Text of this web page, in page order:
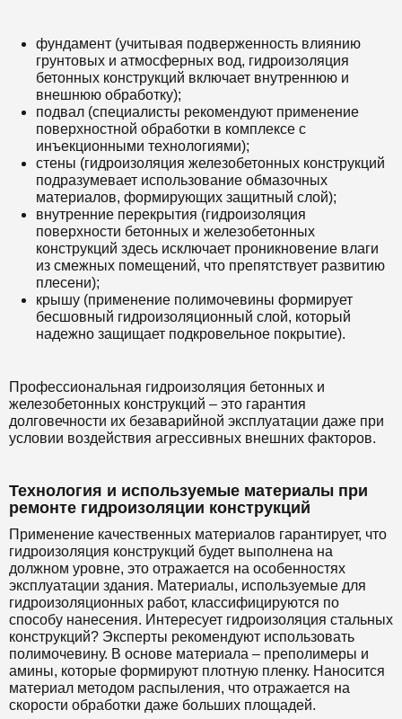
фундамент (учитывая подверженность влиянию
грунтовых и атмосферных вод, гидроизоляция
бетонных конструкций включает внутреннюю и
внешнюю обработку);
подвал (специалисты рекомендуют применение
поверхностной обработки в комплексе с
инъекционными технологиями);
стены (гидроизоляция железобетонных конструкций
подразумевает использование обмазочных
материалов, формирующих защитный слой);
внутренние перекрытия (гидроизоляция
поверхности бетонных и железобетонных
конструкций здесь исключает проникновение влаги
из смежных помещений, что препятствует развитию
плесени);
крышу (применение полимочевины формирует
бесшовный гидроизоляционный слой, который
надежно защищает подкровельное покрытие).
Профессиональная гидроизоляция бетонных и
железобетонных конструкций – это гарантия
долговечности их безаварийной эксплуатации даже при
условии воздействия агрессивных внешних факторов.
Технология и используемые материалы при
ремонте гидроизоляции конструкций
Применение качественных материалов гарантирует, что
гидроизоляция конструкций будет выполнена на
должном уровне, это отражается на особенностях
эксплуатации здания. Материалы, используемые для
гидроизоляционных работ, классифицируются по
способу нанесения. Интересует гидроизоляция стальных
конструкций? Эксперты рекомендуют использовать
полимочевину. В основе материала – преполимеры и
амины, которые формируют плотную пленку. Наносится
материал методом распыления, что отражается на
скорости обработки даже больших площадей.